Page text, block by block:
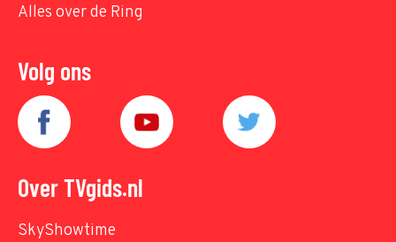
Alles over de Ring
Volg ons
Over TVgids.nl
SkyShowtime